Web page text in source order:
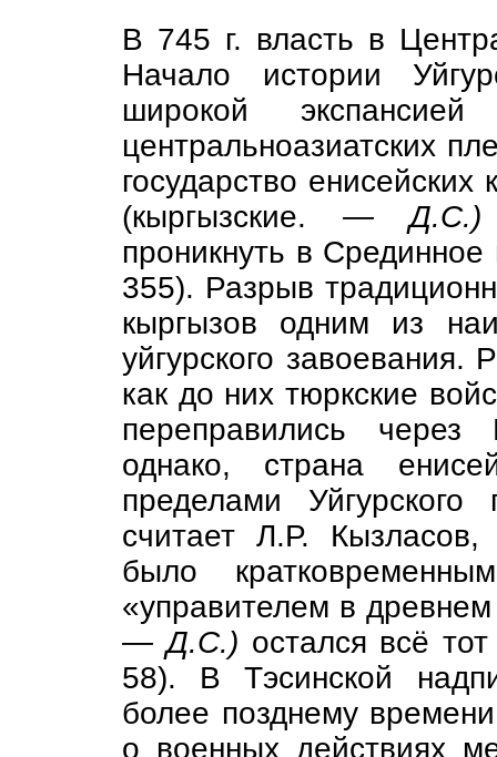
В 745 г. власть в
Начало истории
широкой
центральноазиатских
государство енисейских
(кыргызские. —
проникнуть в
355). Разрыв
кыргызов одним из
уйгурского завоевания.
как до них тюркские
переправились
однако, страна
пределами Уйгурского
считает Л.Р. Кызласов,
было
«управителем в древнем
— Д.С.) остался всё
58). В Тэсинской
более позднему
о военных действиях